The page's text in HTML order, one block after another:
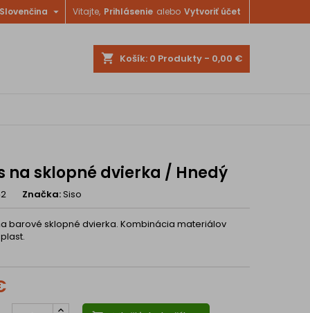
Vitajte, Prihlásenie alebo Vytvoriť účet
Slovenčina 
shopping_cart Košík: 0 Produkty - 0,00 €
na sklopné dvierka / Hnedý
Značka:Siso
barové sklopné dvierka. Kombinácia materiálov